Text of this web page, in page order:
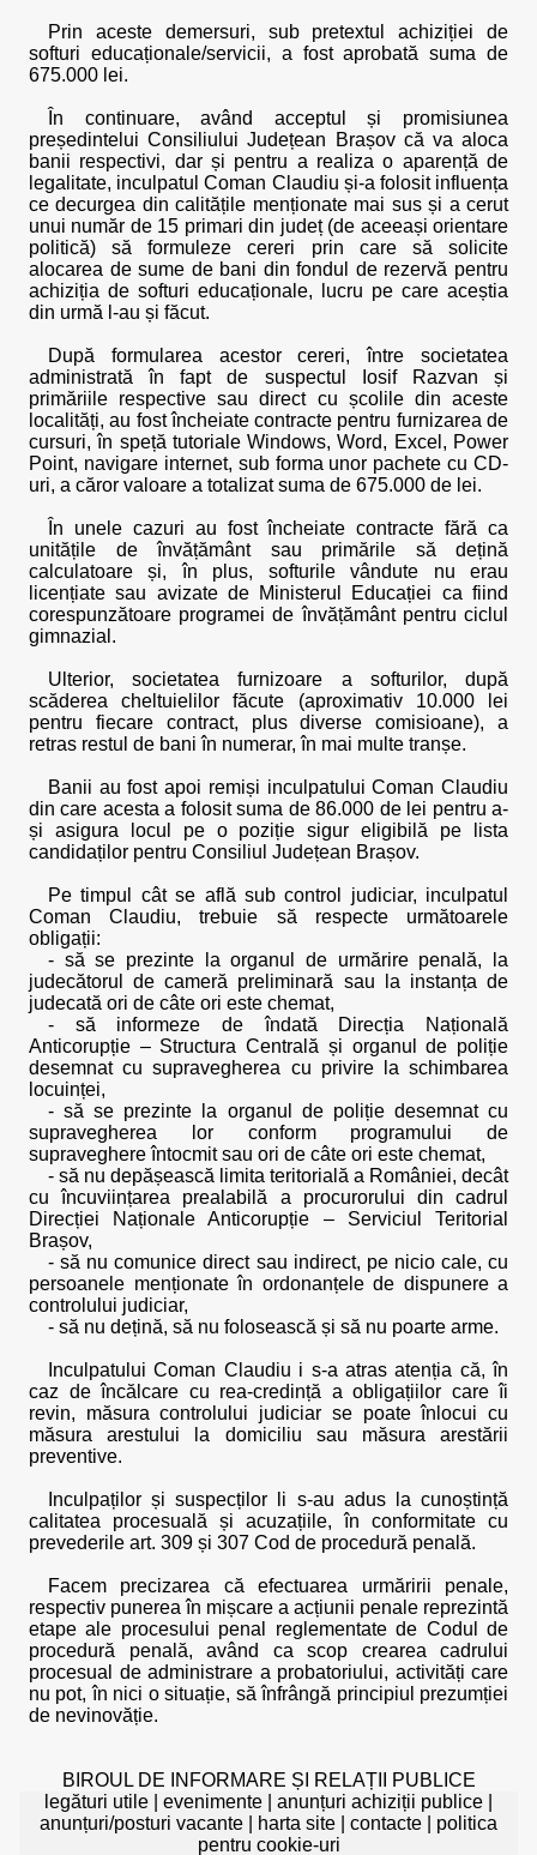
Prin aceste demersuri, sub pretextul achiziției de
softuri educaționale/servicii, a fost aprobată suma de
675.000 lei.
În continuare, având acceptul și promisiunea
președintelui Consiliului Județean Brașov că va aloca
banii respectivi, dar și pentru a realiza o aparență de
legalitate, inculpatul Coman Claudiu și-a folosit influența
ce decurgea din calitățile menționate mai sus și a cerut
unui număr de 15 primari din județ (de aceeași orientare
politică) să formuleze cereri prin care să solicite
alocarea de sume de bani din fondul de rezervă pentru
achiziția de softuri educaționale, lucru pe care aceștia
din urmă l-au și făcut.
După formularea acestor cereri, între societatea
administrată în fapt de suspectul Iosif Razvan și
primăriile respective sau direct cu școlile din aceste
localități, au fost încheiate contracte pentru furnizarea de
cursuri, în speță tutoriale Windows, Word, Excel, Power
Point, navigare internet, sub forma unor pachete cu CD-
uri, a căror valoare a totalizat suma de 675.000 de lei.
În unele cazuri au fost încheiate contracte fără ca
unitățile de învățământ sau primările să dețină
calculatoare și, în plus, softurile vândute nu erau
licențiate sau avizate de Ministerul Educației ca fiind
corespunzătoare programei de învățământ pentru ciclul
gimnazial.
Ulterior, societatea furnizoare a softurilor, după
scăderea cheltuielilor făcute (aproximativ 10.000 lei
pentru fiecare contract, plus diverse comisioane), a
retras restul de bani în numerar, în mai multe tranșe.
Banii au fost apoi remiși inculpatului Coman Claudiu
din care acesta a folosit suma de 86.000 de lei pentru a-
și asigura locul pe o poziție sigur eligibilă pe lista
candidaților pentru Consiliul Județean Brașov.
Pe timpul cât se află sub control judiciar, inculpatul
Coman Claudiu, trebuie să respecte următoarele
obligații:
- să se prezinte la organul de urmărire penală, la
judecătorul de cameră preliminară sau la instanța de
judecată ori de câte ori este chemat,
- să informeze de îndată Direcția Națională
Anticorupție – Structura Centrală și organul de poliție
desemnat cu supravegherea cu privire la schimbarea
locuinței,
- să se prezinte la organul de poliție desemnat cu
supravegherea lor conform programului de
supraveghere întocmit sau ori de câte ori este chemat,
- să nu depășească limita teritorială a României, decât
cu încuviințarea prealabilă a procurorului din cadrul
Direcției Naționale Anticorupție – Serviciul Teritorial
Brașov,
- să nu comunice direct sau indirect, pe nicio cale, cu
persoanele menționate în ordonanțele de dispunere a
controlului judiciar,
- să nu dețină, să nu folosească și să nu poarte arme.
Inculpatului Coman Claudiu i s-a atras atenția că, în
caz de încălcare cu rea-credință a obligațiilor care îi
revin, măsura controlului judiciar se poate înlocui cu
măsura arestului la domiciliu sau măsura arestării
preventive.
Inculpaților și suspecților li s-au adus la cunoștință
calitatea procesuală și acuzațiile, în conformitate cu
prevederile art. 309 și 307 Cod de procedură penală.
Facem precizarea că efectuarea urmăririi penale,
respectiv punerea în mișcare a acțiunii penale reprezintă
etape ale procesului penal reglementate de Codul de
procedură penală, având ca scop crearea cadrului
procesual de administrare a probatoriului, activități care
nu pot, în nici o situație, să înfrângă principiul prezumției
de nevinovăție.
BIROUL DE INFORMARE ȘI RELAȚII PUBLICE
legături utile
evenimente anunțuri achiziții publice
anunțuri/posturi vacante
harta site contacte
politica
pentru cookie-uri